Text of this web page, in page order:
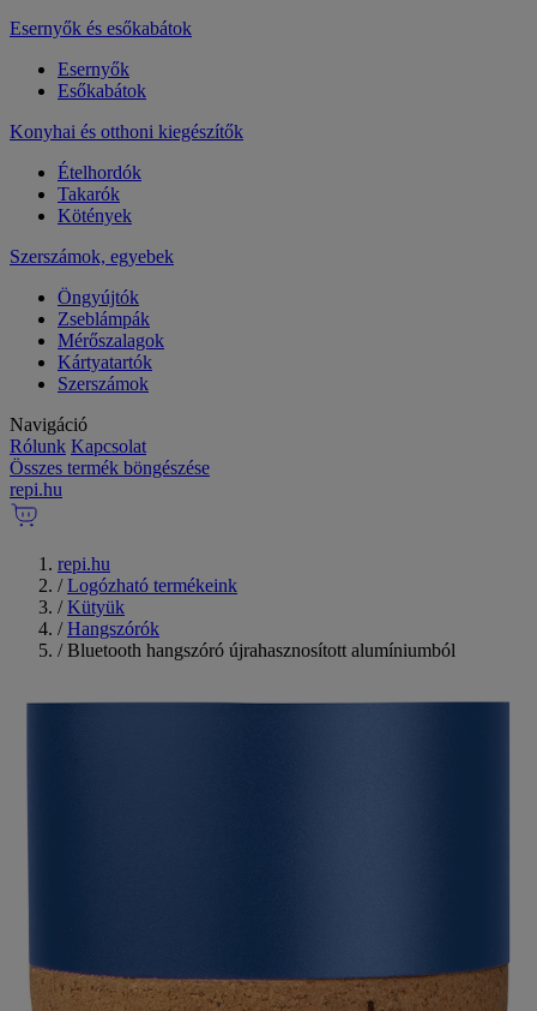
Esernyők és esőkabátok
Esernyők
Esőkabátok
Konyhai és otthoni kiegészítők
Ételhordók
Takarók
Kötények
Szerszámok, egyebek
Öngyújtók
Zseblámpák
Mérőszalagok
Kártyatartók
Szerszámok
Navigáció
Rólunk Kapcsolat
Összes termék böngészése
repi.hu
repi.hu
/ Logózható termékeink
/ Kütyük
/ Hangszórók
/ Bluetooth hangszóró újrahasznosított alumíniumból